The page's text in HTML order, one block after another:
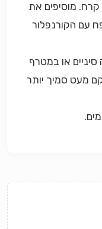
3/4 עד 1 כוס מי קרח. מוסיפים את
עם הקורנפלור
סיניים או במטרף
מעט סמיך יותר